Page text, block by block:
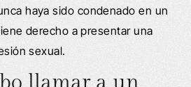
haya sido condenado en un
derecho a presentar una
sexual.